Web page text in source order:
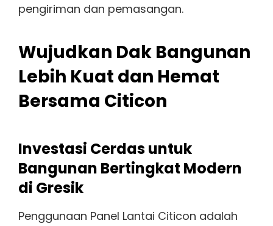
pengiriman dan pemasangan.
Wujudkan Dak Bangunan
Lebih Kuat dan Hemat
Bersama Citicon
Investasi Cerdas untuk
Bangunan Bertingkat Modern
di Gresik
Penggunaan Panel Lantai Citicon adalah